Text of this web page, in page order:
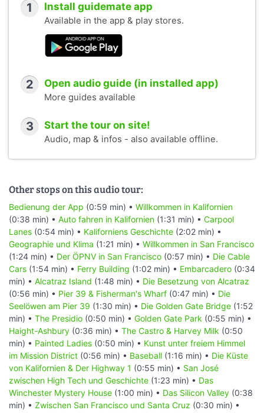
1 Install guidemate app
Available in the app & play stores.
2 Open audio guide (in installed app)
More guides available
3 Start the tour on site!
Audio, map & infos - also available offline.
Other stops on this audio tour:
Bedienung der App (0:59 min) • Willkommen in Kalifornien
(0:38 min) • Auto fahren in Kalifornien (1:31 min) • Carpool
Lanes (0:54 min) • Kaliforniens Geschichte (2:02 min) •
Geographie und Klima (1:21 min) • Willkommen in San Francisco
(1:24 min) • Der ÖPNV in San Francisco (0:57 min) • Die Cable
Cars (1:54 min) • Ferry Building (1:02 min) • Embarcadero (0:34
min) • Alcatraz Island (1:48 min) • Die Besetzung von Alcatraz
(0:56 min) • Pier 39 & Fisherman's Wharf (0:47 min) • Die
Seelöwen am Pier 39 (1:30 min) • Die Golden Gate Bridge (1:52
min) • The Presidio (0:50 min) • Golden Gate Park (0:55 min) •
Haight-Ashbury (0:36 min) • The Castro & Harvey Milk (0:50
min) • Painted Ladies (0:50 min) • Kunst unter freiem Himmel
im Mission District (0:56 min) • Baseball (1:16 min) • Die Küste
von Kalifornien & Der Highway 1 (0:55 min) • San José
zwischen High Tech und Geschichte (1:23 min) • Das
Winchester Mystery House (1:00 min) • Das Silicon Valley (0:38
min) • Zwischen San Francisco und Santa Cruz (0:30 min) •